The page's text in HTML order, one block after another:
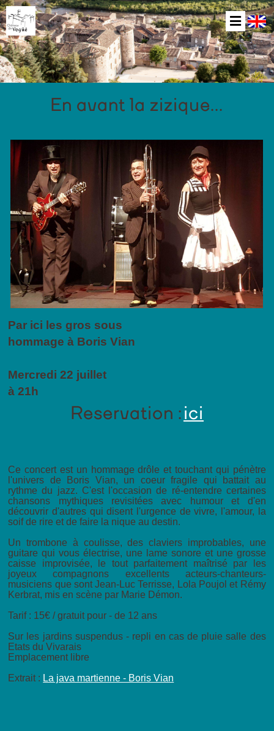
En avant la zizique...
Par ici les gros sous
hommage à Boris Vian
Mercredi 22 juillet
à 21h
Reservation : ici
Ce concert est un hommage drôle et touchant qui pénètre
l'univers de Boris Vian, un coeur fragile qui battait au
rythme du jazz. C'est l'occasion de ré-entendre certaines
chansons mythiques revisitées avec humour et d'en
découvrir d'autres qui disent l'urgence de vivre, l'amour, la
soif de rire et de faire la nique au destin.
Un trombone à coulisse, des claviers improbables, une
guitare qui vous électrise, une lame sonore et une grosse
caisse improvisée, le tout parfaitement maîtrisé par les
joyeux compagnons excellents acteurs-chanteurs-
musiciens que sont Jean-Luc Terrisse, Lola Poujol et Rémy
Kerbrat, mis en scène par Marie Démon.
Tarif : 15€ / gratuit pour - de 12 ans
Sur les jardins suspendus - repli en cas de pluie salle des
Etats du Vivarais
Emplacement libre
Extrait : La java martienne - Boris Vian